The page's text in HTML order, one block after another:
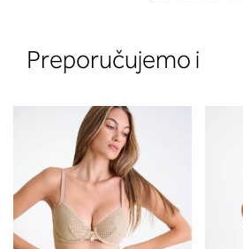
Preporučujemo i
2. Prsni
izreza
boste
ustreza
stolpcu,